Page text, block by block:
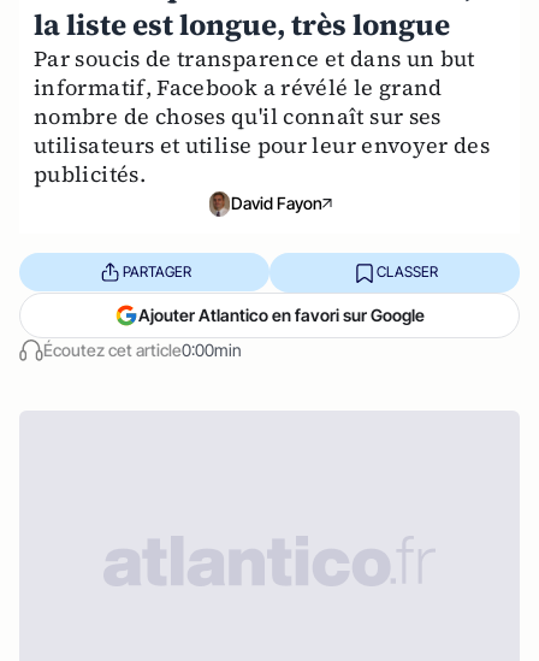
la liste est longue, très longue
Par soucis de transparence et dans un but
informatif, Facebook a révélé le grand
nombre de choses qu'il connaît sur ses
utilisateurs et utilise pour leur envoyer des
publicités.
David Fayon
Écoutez cet article0:00min
PARTAGER CLASSER
Ajouter Atlantico en favori sur Google